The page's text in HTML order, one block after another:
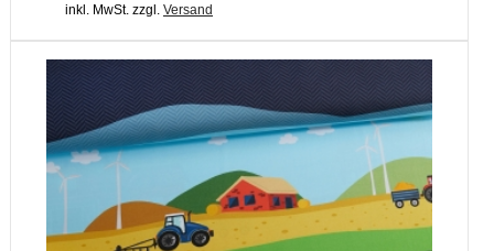
inkl. MwSt. zzgl. Versand